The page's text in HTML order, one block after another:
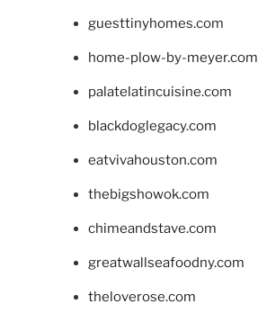
guesttinyhomes.com
home-plow-by-meyer.com
palatelatincuisine.com
blackdoglegacy.com
eatvivahouston.com
thebigshowok.com
chimeandstave.com
greatwallseafoodny.com
theloverose.com